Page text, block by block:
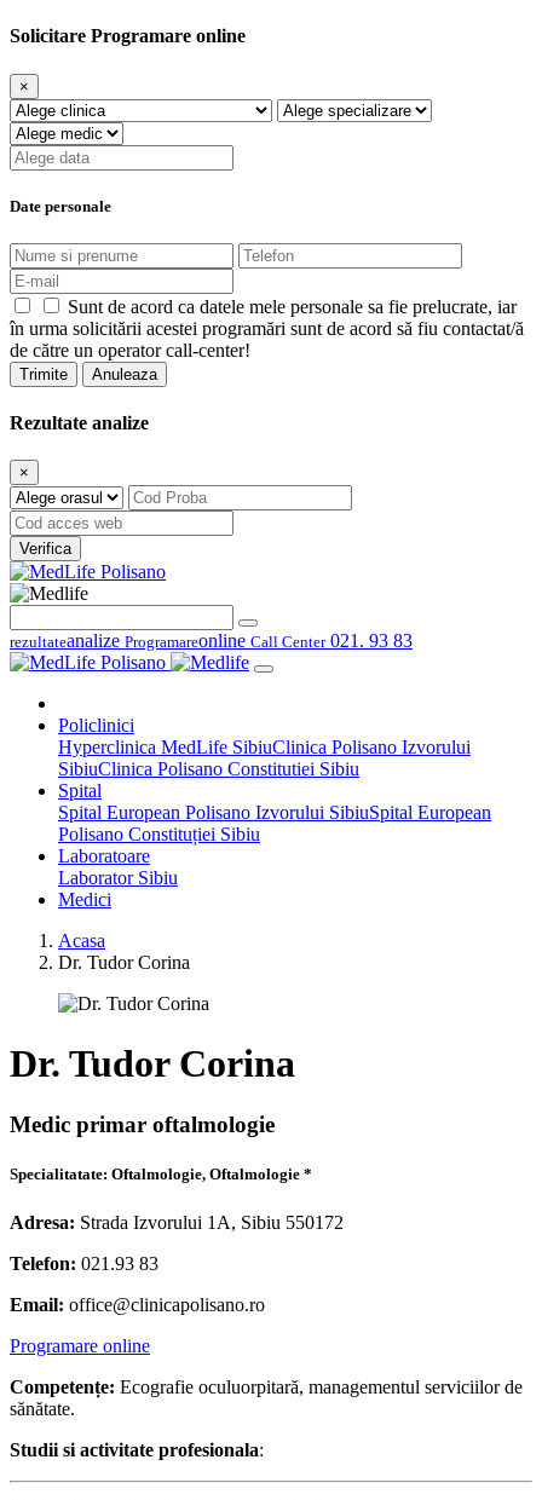
Solicitare Programare online
×
Date personale
Sunt de acord ca datele mele personale sa fie prelucrate, iar
în urma solicitării acestei programări sunt de acord să fiu contactat/ă
de către un operator call-center!
Trimite Anuleaza
Rezultate analize
×
Verifica
rezultateanalize Programareonline Call Center021. 93 83
Policlinici
Hyperclinica MedLife SibiuClinica Polisano Izvorului
SibiuClinica Polisano Constitutiei Sibiu
Spital
Spital European Polisano Izvorului SibiuSpital European
Polisano Constituției Sibiu
Laboratoare
Laborator Sibiu
Medici
Acasa
Dr. Tudor Corina
Dr. Tudor Corina
Medic primar oftalmologie
Specialitatate: Oftalmologie, Oftalmologie *
Adresa: Strada Izvorului 1A, Sibiu 550172
Telefon: 021.93 83
Email: office@clinicapolisano.ro
Programare online
Competențe: Ecografie oculuorpitară, managementul serviciilor de
sănătate.
Studii si activitate profesionala: